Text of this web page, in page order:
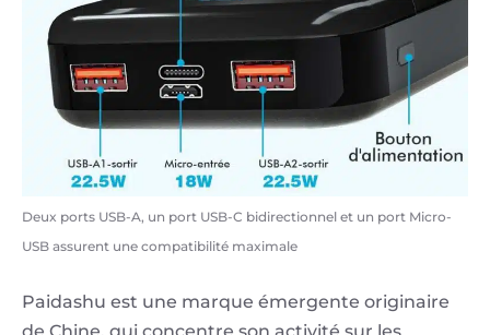
Deux ports USB-A, un port USB-C bidirectionnel et un port Micro-
USB assurent une compatibilité maximale
Paidashu est une marque émergente originaire